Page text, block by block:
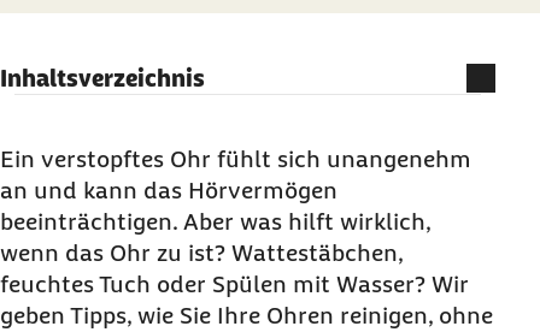
Inhaltsverzeichnis
Warum haben wir eigentlich Ohrenschmalz?
Wie Sie Ihre Ohren sauber machen können
Ohren mögen sanfte Pflege
Ein verstopftes Ohr fühlt sich unangenehm
an und kann das Hörvermögen
beeinträchtigen. Aber was hilft wirklich,
wenn das Ohr zu ist? Wattestäbchen,
feuchtes Tuch oder Spülen mit Wasser? Wir
geben Tipps, wie Sie Ihre Ohren reinigen, ohne